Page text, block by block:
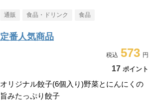
通販 食品・ドリンク 食品
定番人気商品
573
17 ポイント
オリジナル餃子(6個入り)野菜とにんにくの
旨みたっぷり餃子